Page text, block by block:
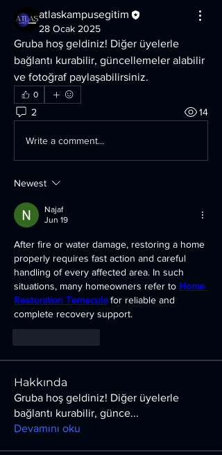
atlaskampusegitim
28 Ocak 2025
Gruba hoş geldiniz! Diğer üyelerle
bağlantı kurabilir, güncellemeler alabilir
ve fotoğraf paylaşabilirsiniz.
0
2 14
Write a comment...
Newest
Najaf
Jun 19
After fire or water damage, restoring a home
properly requires fast action and careful
handling of every affected area. In such
situations, many homeowners refer to Home
Restoration Temecula for reliable and
complete recovery support.
Hakkında
Gruba hoş geldiniz! Diğer üyelerle
bağlantı kurabilir, günce...
Devamını oku